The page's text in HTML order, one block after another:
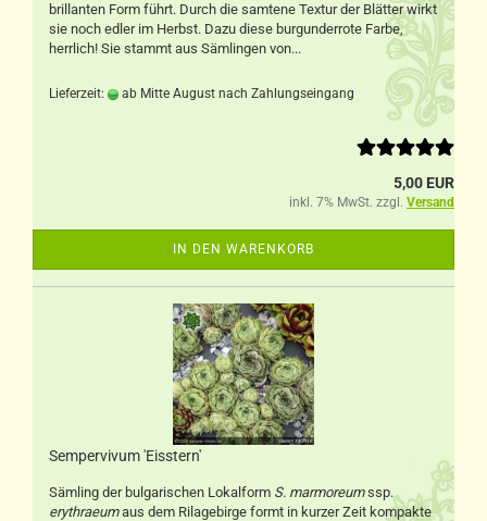
brillanten Form führt. Durch die samtene Textur der Blätter wirkt
sie noch edler im Herbst. Dazu diese burgunderrote Farbe,
herrlich! Sie stammt aus Sämlingen von...
Lieferzeit: ab Mitte August nach Zahlungseingang
5,00 EUR
inkl. 7% MwSt. zzgl. Versand
IN DEN WARENKORB
Sempervivum 'Eisstern'
Sämling der bulgarischen Lokalform S. marmoreumssp.
erythraeumaus dem Rilagebirge formt in kurzer Zeit kompakte